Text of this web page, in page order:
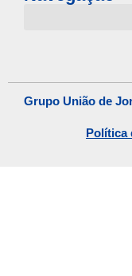
Grupo União de
Política